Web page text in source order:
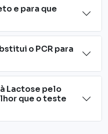
e para que
o PCR para
Lactose pelo
que o teste